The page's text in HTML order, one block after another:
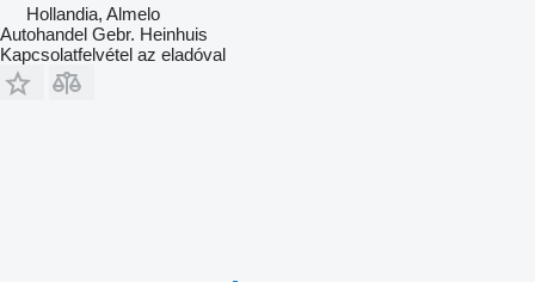
Hollandia, Almelo
Autohandel Gebr. Heinhuis
Kapcsolatfelvétel az eladóval